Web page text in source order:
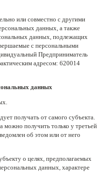
или совместно с другими
данных, а также
данных, подлежащих
с персональными
Предприниматель
адресом: 620014
данных
получать от самого субъекта.
можно получить только у третьей
об этом или от него
о целях, предполагаемых
данных, характере